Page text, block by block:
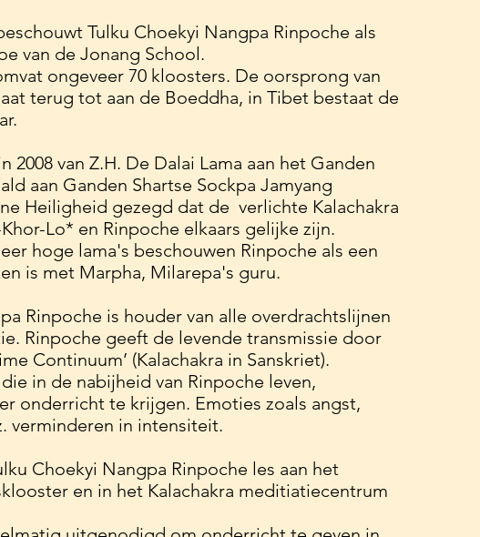
Tulku Choekyi Nangpa Rinpoche als
van de Jonang School.
ongeveer 70 kloosters. De oorsprong van
terug tot aan de Boeddha, in Tibet bestaat de
2008 van Z.H. De Dalai Lama aan het Ganden
aan Ganden Shartse Sockpa Jamyang
Heiligheid gezegd dat de verlichte Kalachakra
Lo* en Rinpoche elkaars gelijke zijn.
hoge lama's beschouwen Rinpoche als een
is met Marpha, Milarepa's guru.
Rinpoche is houder van alle overdrachtslijnen
Rinpoche geeft de levende transmissie door
Continuum’ (Kalachakra in Sanskriet).
in de nabijheid van Rinpoche leven,
onderricht te krijgen. Emoties zoals angst,
verminderen in intensiteit.
Choekyi Nangpa Rinpoche les aan het
en in het Kalachakra meditiatiecentrum